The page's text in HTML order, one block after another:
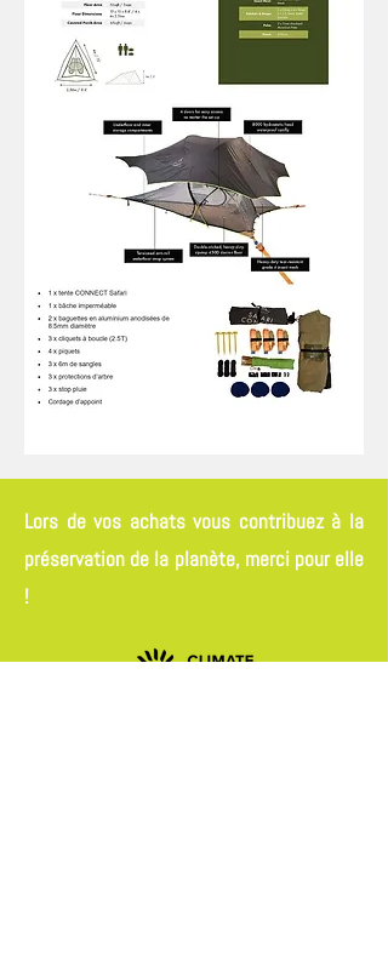
Lors de vos achats vous contribuez à la
préservation de la planète, merci pour elle
!